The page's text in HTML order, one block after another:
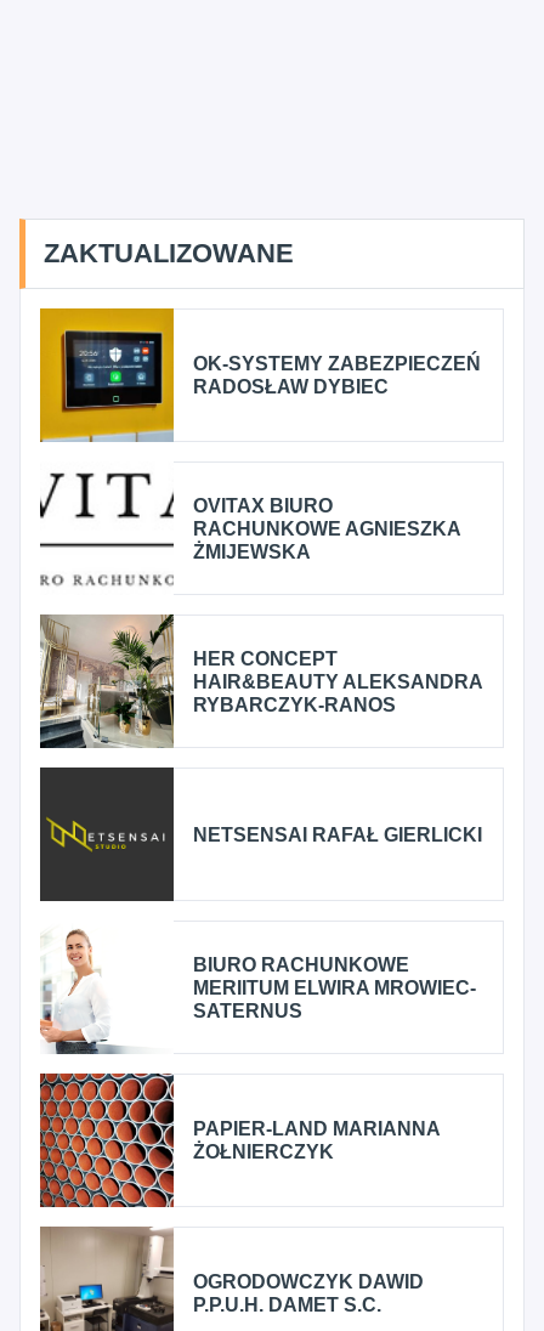
ZAKTUALIZOWANE
OK-SYSTEMY ZABEZPIECZEŃ
RADOSŁAW DYBIEC
OVITAX BIURO
RACHUNKOWE AGNIESZKA
ŻMIJEWSKA
HER CONCEPT
HAIR&BEAUTY ALEKSANDRA
RYBARCZYK-RANOS
NETSENSAI RAFAŁ GIERLICKI
BIURO RACHUNKOWE
MERIITUM ELWIRA MROWIEC-
SATERNUS
PAPIER-LAND MARIANNA
ŻOŁNIERCZYK
OGRODOWCZYK DAWID
P.P.U.H. DAMET S.C.